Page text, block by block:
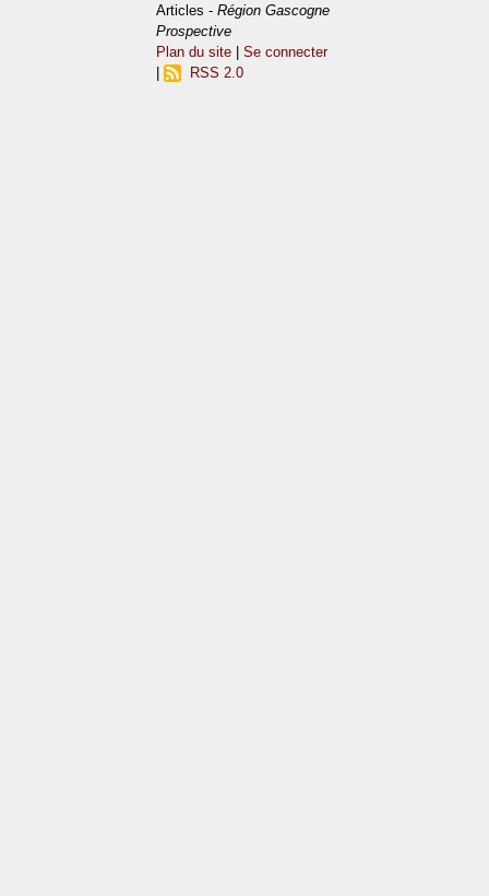
Articles -Région Gascogne
Prospective
Plan du site |Se connecter
RSS 2.0